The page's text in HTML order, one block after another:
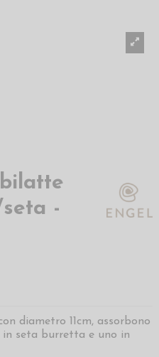
-
diametro 11cm, assorbono
in seta burretta e uno in